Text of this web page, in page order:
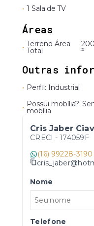
• 1 Sala de TV
Áreas
• Terreno Área
Total ²
Outras
• Perfil: Industrial
• Possui mobília?:
mobília
Cris Jaber
CRECI - 174059F
(16) 99228-3190
Nome
Telefone